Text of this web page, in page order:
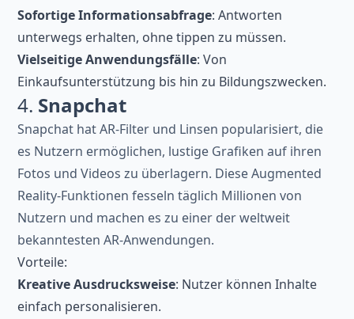
Sofortige Informationsabfrage: Antworten
unterwegs erhalten, ohne tippen zu müssen.
Vielseitige Anwendungsfälle: Von
Einkaufsunterstützung bis hin zu Bildungszwecken.
4. Snapchat
Snapchat hat AR-Filter und Linsen popularisiert, die
es Nutzern ermöglichen, lustige Grafiken auf ihren
Fotos und Videos zu überlagern. Diese Augmented
Reality-Funktionen fesseln täglich Millionen von
Nutzern und machen es zu einer der weltweit
bekanntesten AR-Anwendungen.
Vorteile:
Kreative Ausdrucksweise: Nutzer können Inhalte
einfach personalisieren.